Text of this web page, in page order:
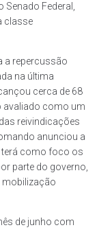
Senado Federal,
classe
a repercussão
na última
cerca de 68
avaliado como um
reivindicações
anunciou a
terá como foco os
parte do governo,
mobilização
de junho com